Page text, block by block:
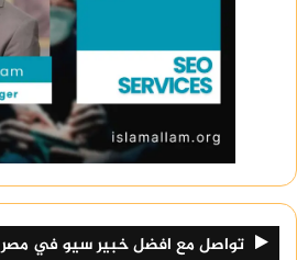
تواصل مع افضل خبير سيو في مصر